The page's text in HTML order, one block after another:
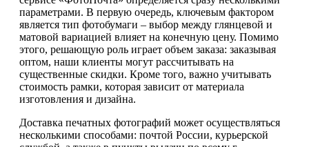
параметрами. В первую очередь, ключевым фактором
является тип фотобумаги – выбор между глянцевой и
матовой вариацией влияет на конечную цену. Помимо
этого, решающую роль играет объем заказа: заказывая
оптом, наши клиенты могут рассчитывать на
существенные скидки. Кроме того, важно учитывать
стоимость рамки, которая зависит от материала
изготовления и дизайна.
Доставка печатных фотографий может осуществляться
несколькими способами: почтой России, курьерской